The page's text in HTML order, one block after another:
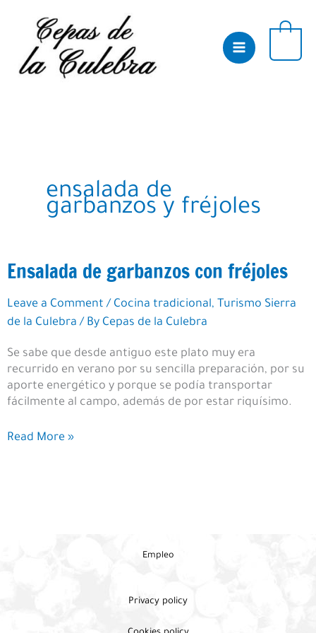
content
ensalada de
garbanzos y fréjoles
Ensalada de garbanzos con fréjoles
Leave a Comment / Cocina tradicional, Turismo Sierra
de la Culebra / By Cepas de la Culebra
Se sabe que desde antiguo este plato muy era
recurrido en verano por su sencilla preparación, por su
aporte energético y porque se podía transportar
fácilmente al campo, además de por estar riquísimo.
Ensalada
Read More »
Empleo
Privacy policy